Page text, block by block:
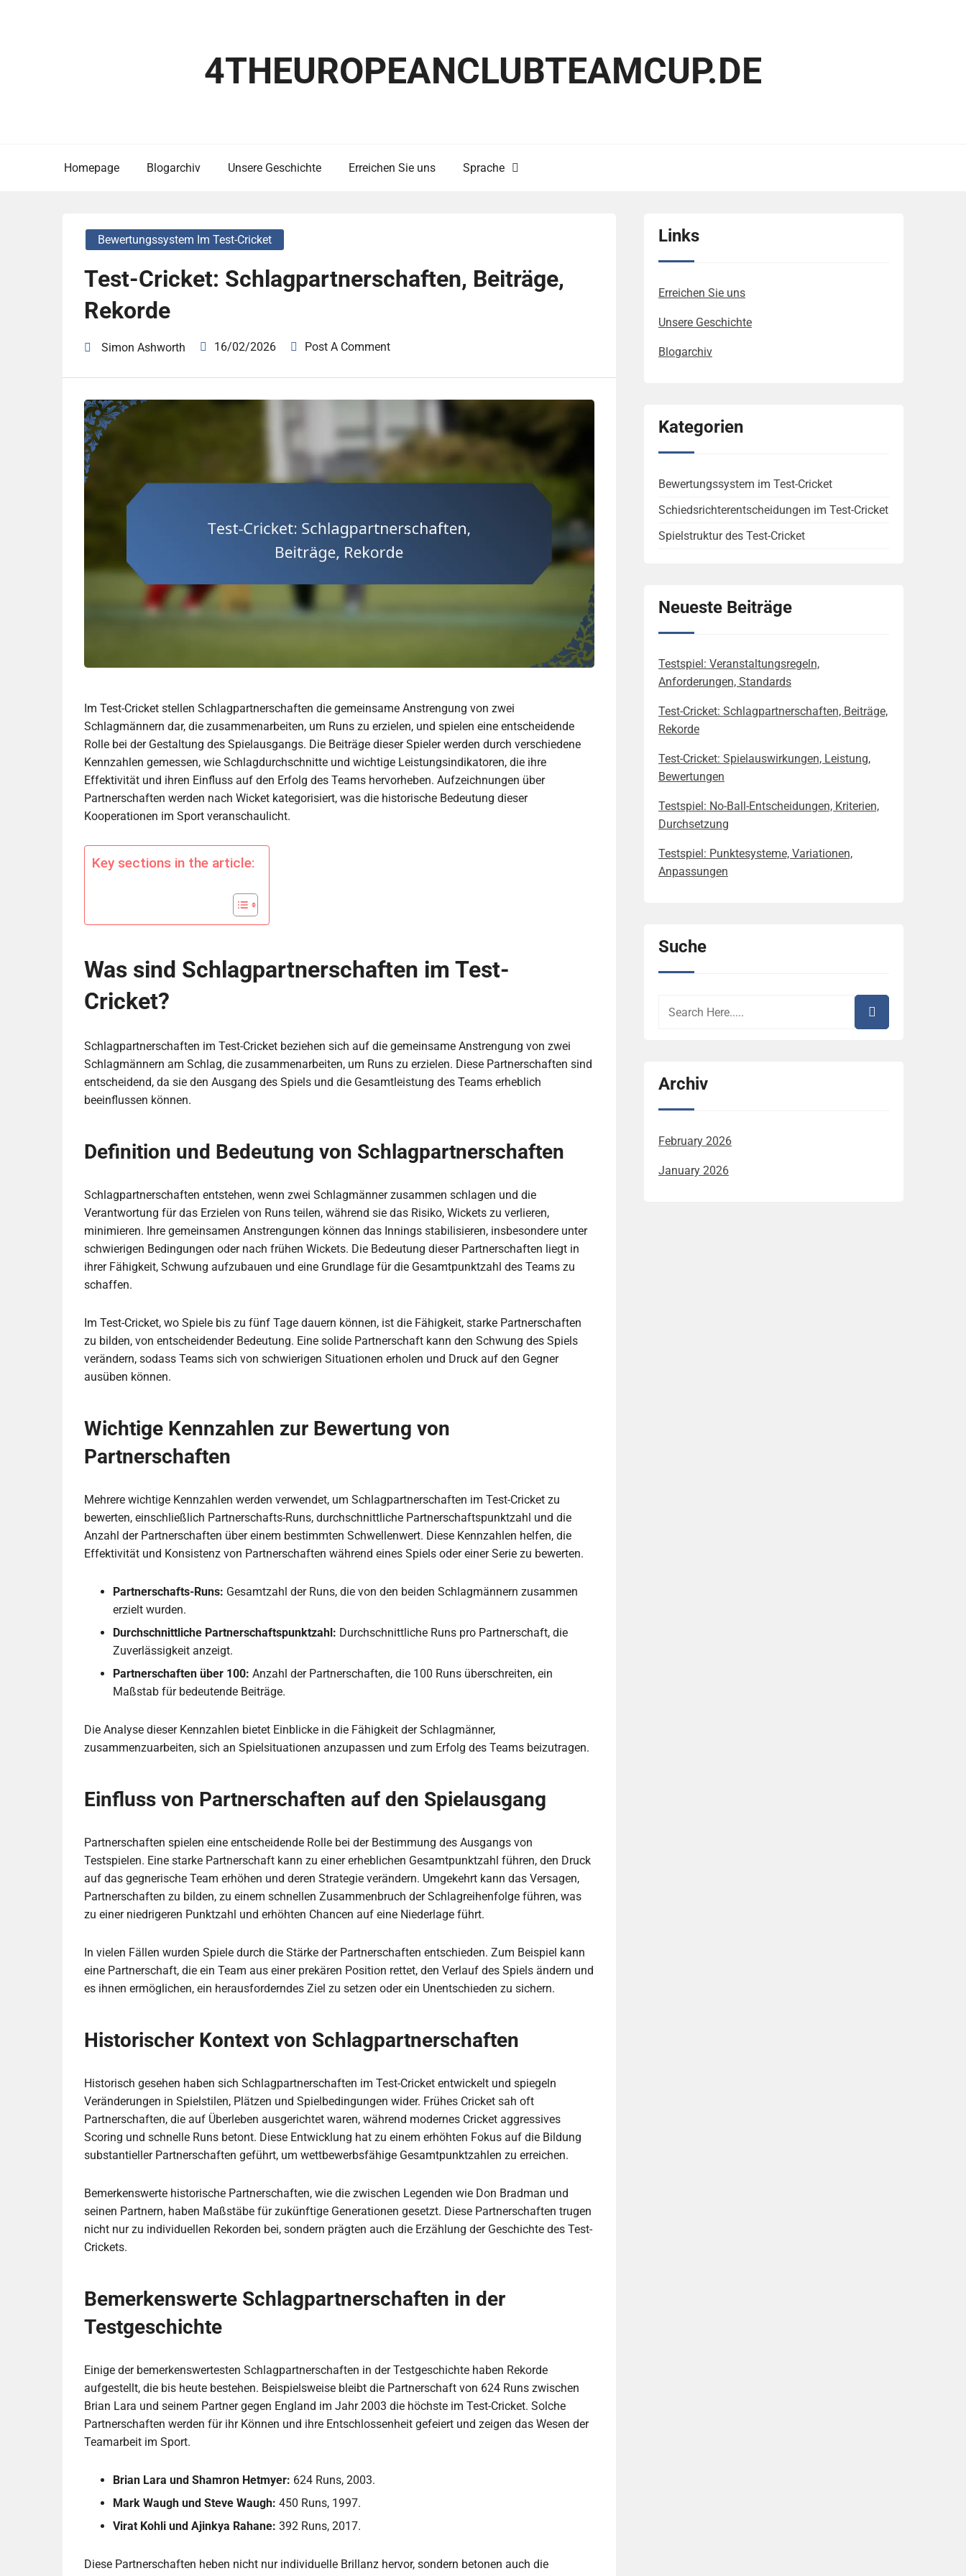
4THEUROPEANCLUBTEAMCUP.DE
Homepage Blogarchiv Unsere Geschichte Erreichen Sie uns Sprache
Bewertungssystem Im Test-Cricket
Test-Cricket: Schlagpartnerschaften, Beiträge,
Rekorde
Simon Ashworth 16/02/2026 Post A Comment
Im Test-Cricket stellen Schlagpartnerschaften die gemeinsame Anstrengung von zwei
Schlagmännern dar, die zusammenarbeiten, um Runs zu erzielen, und spielen eine entscheidende
Rolle bei der Gestaltung des Spielausgangs. Die Beiträge dieser Spieler werden durch verschiedene
Kennzahlen gemessen, wie Schlagdurchschnitte und wichtige Leistungsindikatoren, die ihre
Effektivität und ihren Einfluss auf den Erfolg des Teams hervorheben. Aufzeichnungen über
Partnerschaften werden nach Wicket kategorisiert, was die historische Bedeutung dieser
Kooperationen im Sport veranschaulicht.
Key sections in the article:
Was sind Schlagpartnerschaften im Test-
Cricket?
Schlagpartnerschaften im Test-Cricket beziehen sich auf die gemeinsame Anstrengung von zwei
Schlagmännern am Schlag, die zusammenarbeiten, um Runs zu erzielen. Diese Partnerschaften sind
entscheidend, da sie den Ausgang des Spiels und die Gesamtleistung des Teams erheblich
beeinflussen können.
Definition und Bedeutung von Schlagpartnerschaften
Schlagpartnerschaften entstehen, wenn zwei Schlagmänner zusammen schlagen und die
Verantwortung für das Erzielen von Runs teilen, während sie das Risiko, Wickets zu verlieren,
minimieren. Ihre gemeinsamen Anstrengungen können das Innings stabilisieren, insbesondere unter
schwierigen Bedingungen oder nach frühen Wickets. Die Bedeutung dieser Partnerschaften liegt in
ihrer Fähigkeit, Schwung aufzubauen und eine Grundlage für die Gesamtpunktzahl des Teams zu
schaffen.
Im Test-Cricket, wo Spiele bis zu fünf Tage dauern können, ist die Fähigkeit, starke Partnerschaften
zu bilden, von entscheidender Bedeutung. Eine solide Partnerschaft kann den Schwung des Spiels
verändern, sodass Teams sich von schwierigen Situationen erholen und Druck auf den Gegner
ausüben können.
Wichtige Kennzahlen zur Bewertung von
Partnerschaften
Mehrere wichtige Kennzahlen werden verwendet, um Schlagpartnerschaften im Test-Cricket zu
bewerten, einschließlich Partnerschafts-Runs, durchschnittliche Partnerschaftspunktzahl und die
Anzahl der Partnerschaften über einem bestimmten Schwellenwert. Diese Kennzahlen helfen, die
Effektivität und Konsistenz von Partnerschaften während eines Spiels oder einer Serie zu bewerten.
Partnerschafts-Runs: Gesamtzahl der Runs, die von den beiden Schlagmännern zusammen
erzielt wurden.
Durchschnittliche Partnerschaftspunktzahl: Durchschnittliche Runs pro Partnerschaft, die
Zuverlässigkeit anzeigt.
Partnerschaften über 100: Anzahl der Partnerschaften, die 100 Runs überschreiten, ein
Maßstab für bedeutende Beiträge.
Die Analyse dieser Kennzahlen bietet Einblicke in die Fähigkeit der Schlagmänner,
zusammenzuarbeiten, sich an Spielsituationen anzupassen und zum Erfolg des Teams beizutragen.
Einfluss von Partnerschaften auf den Spielausgang
Partnerschaften spielen eine entscheidende Rolle bei der Bestimmung des Ausgangs von
Testspielen. Eine starke Partnerschaft kann zu einer erheblichen Gesamtpunktzahl führen, den Druck
auf das gegnerische Team erhöhen und deren Strategie verändern. Umgekehrt kann das Versagen,
Partnerschaften zu bilden, zu einem schnellen Zusammenbruch der Schlagreihenfolge führen, was
zu einer niedrigeren Punktzahl und erhöhten Chancen auf eine Niederlage führt.
In vielen Fällen wurden Spiele durch die Stärke der Partnerschaften entschieden. Zum Beispiel kann
eine Partnerschaft, die ein Team aus einer prekären Position rettet, den Verlauf des Spiels ändern und
es ihnen ermöglichen, ein herausforderndes Ziel zu setzen oder ein Unentschieden zu sichern.
Historischer Kontext von Schlagpartnerschaften
Historisch gesehen haben sich Schlagpartnerschaften im Test-Cricket entwickelt und spiegeln
Veränderungen in Spielstilen, Plätzen und Spielbedingungen wider. Frühes Cricket sah oft
Partnerschaften, die auf Überleben ausgerichtet waren, während modernes Cricket aggressives
Scoring und schnelle Runs betont. Diese Entwicklung hat zu einem erhöhten Fokus auf die Bildung
substantieller Partnerschaften geführt, um wettbewerbsfähige Gesamtpunktzahlen zu erreichen.
Bemerkenswerte historische Partnerschaften, wie die zwischen Legenden wie Don Bradman und
seinen Partnern, haben Maßstäbe für zukünftige Generationen gesetzt. Diese Partnerschaften trugen
nicht nur zu individuellen Rekorden bei, sondern prägten auch die Erzählung der Geschichte des Test-
Crickets.
Bemerkenswerte Schlagpartnerschaften in der
Testgeschichte
Einige der bemerkenswertesten Schlagpartnerschaften in der Testgeschichte haben Rekorde
aufgestellt, die bis heute bestehen. Beispielsweise bleibt die Partnerschaft von 624 Runs zwischen
Brian Lara und seinem Partner gegen England im Jahr 2003 die höchste im Test-Cricket. Solche
Partnerschaften werden für ihr Können und ihre Entschlossenheit gefeiert und zeigen das Wesen der
Teamarbeit im Sport.
Brian Lara und Shamron Hetmyer: 624 Runs, 2003.
Mark Waugh und Steve Waugh: 450 Runs, 1997.
Virat Kohli und Ajinkya Rahane: 392 Runs, 2017.
Diese Partnerschaften heben nicht nur individuelle Brillanz hervor, sondern betonen auch die
Links
Erreichen Sie uns
Unsere Geschichte
Blogarchiv
Kategorien
Bewertungssystem im Test-Cricket
Schiedsrichterentscheidungen im Test-Cricket
Spielstruktur des Test-Cricket
Neueste Beiträge
Testspiel: Veranstaltungsregeln,
Anforderungen, Standards
Test-Cricket: Schlagpartnerschaften, Beiträge,
Rekorde
Test-Cricket: Spielauswirkungen, Leistung,
Bewertungen
Testspiel: No-Ball-Entscheidungen, Kriterien,
Durchsetzung
Testspiel: Punktesysteme, Variationen,
Anpassungen
Suche
Archiv
February 2026
January 2026